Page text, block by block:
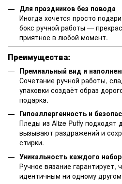
Для праздников без повода
Иногда хочется просто
бокс ручной работы —
приятное в любой момент.
Преимущества:
Премиальный вид и
Сочетание ручной работы,
упаковки создаёт образ
подарка.
Гипоаллергенность и
Пледы из Alize Puffy
вызывают раздражений и
стирки.
Уникальность каждого
Ручное вязание гарантирует,
идентичным ни одному